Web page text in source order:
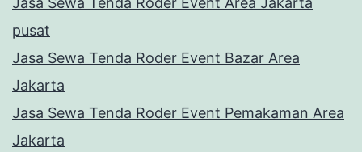
pusat
Jasa Sewa Tenda Roder Event Bazar Area
Jakarta
Jasa Sewa Tenda Roder Event Pemakaman Area
Jakarta